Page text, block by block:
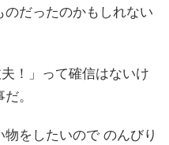
だったのかもしれない
！」って確信はないけ
。
をしたいので のんびり